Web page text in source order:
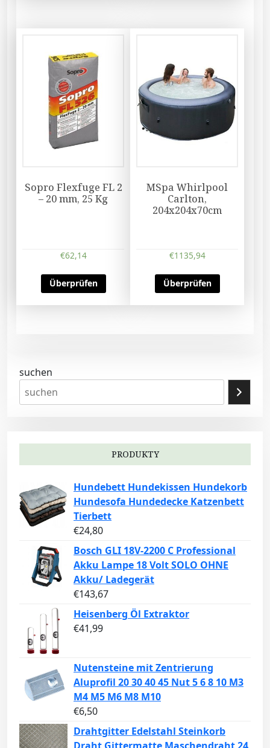
Sopro Flexfuge FL 2
– 20 mm, 25 Kg
€62,14
Überprüfen
MSpa Whirlpool
Carlton,
204x204x70cm
€1135,94
Überprüfen
suchen
PRODUKTY
Hundebett Hundekissen Hundekorb
Hundesofa Hundedecke Katzenbett
Tierbett
€24,80
Bosch GLI 18V-2200 C Professional
Akku Lampe 18 Volt SOLO OHNE
Akku/ Ladegerät
€143,67
Heisenberg Öl Extraktor
€41,99
Nutensteine mit Zentrierung
Aluprofil 20 30 40 45 Nut 5 6 8 10 M3
M4 M5 M6 M8 M10
€6,50
Drahtgitter Edelstahl Steinkorb